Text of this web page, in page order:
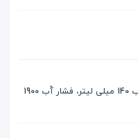
نازل با قطر 0.6 میلی متری، ظرفیت مخزن آب 140 میلی لیتر، فشار آّب 1900